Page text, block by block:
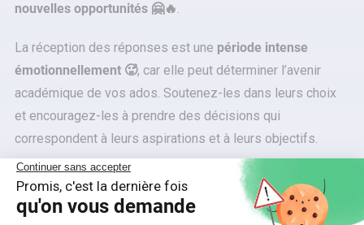
nouvelles opportunités 🤗🔥.
La réception des réponses est une période intense
émotionnellement 🥵, car elle peut déterminer l’avenir
académique de vos ados. Soutenez-les dans leurs choix
et encouragez-les à prendre des décisions qui
correspondent à leurs aspirations et à leurs objectifs.